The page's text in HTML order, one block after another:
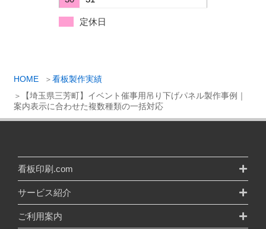
HOME
看板製作実績
【埼玉県三芳町】イベント催事用吊り下げパネル製作事例｜
案内表示に合わせた複数種類の一括対応
定休日
看板印刷.com
サービス紹介
ご利用案内